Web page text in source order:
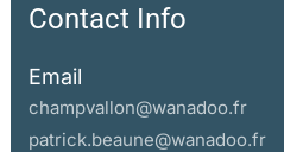
Contact Info
Email
champvallon@wanadoo.fr
patrick.beaune@wanadoo.fr